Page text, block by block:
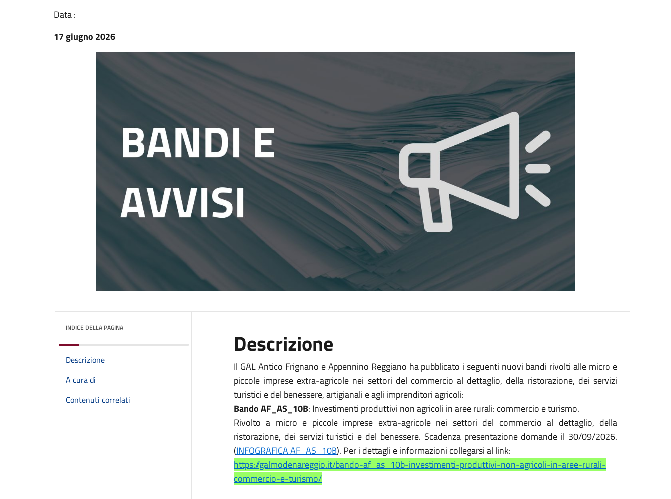
Data :
17 giugno 2026
INDICE DELLA PAGINA
Descrizione
A cura di
Contenuti correlati
Descrizione
Il GAL Antico Frignano e Appennino Reggiano ha pubblicato i seguenti nuovi bandi rivolti alle micro e
piccole imprese extra-agricole nei settori del commercio al dettaglio, della ristorazione, dei servizi
turistici e del benessere, artigianali e agli imprenditori agricoli:
Bando AF_AS_10B: Investimenti produttivi non agricoli in aree rurali: commercio e turismo.
Rivolto a micro e piccole imprese extra-agricole nei settori del commercio al dettaglio, della
ristorazione, dei servizi turistici e del benessere. Scadenza presentazione domande il 30/09/2026.
(INFOGRAFICA AF_AS_10B). Per i dettagli e informazioni collegarsi al link:
https://galmodenareggio.it/bando-af_as_10b-investimenti-produttivi-non-agricoli-in-aree-rurali-
commercio-e-turismo/